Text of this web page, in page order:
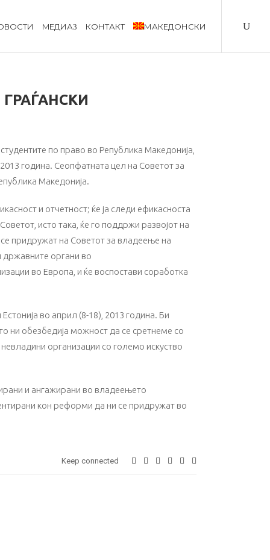
MЕДИА КОНТАКТ МАКЕДОНСКИ
по право во Република Македонија,
година. Сеопфатната цел на Советот за
Македонија.
и отчетност; ќе ја следи ефикасноста
исто така, ќе го поддржи развојот на
придружат на Советот за владеење на
државните органи во
во Европа, и ќе воспостави соработка
во април (8-18), 2013 година. Би
ни обезбедија можност да се сретнеме со
организации со големо искуство
и ангажирани во владеењето
кон реформи да ни се придружат во
Keep connected